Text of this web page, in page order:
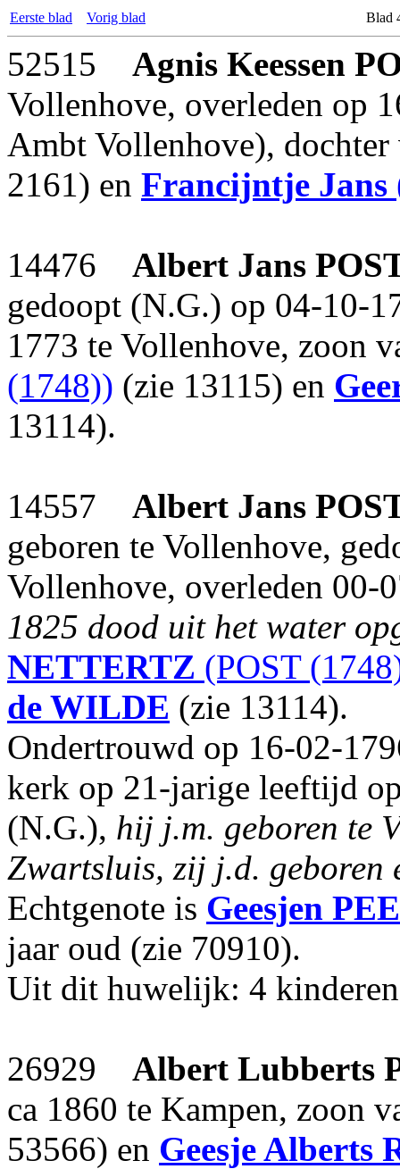
Eerste blad Vorig blad Blad
52515 Agnis Keessen
Vollenhove, overleden op
Ambt Vollenhove),
2161) en Francijntje Jans
14476 Albert Jans
gedoopt (N.G.) op 04-10-
1773 te Vollenhove, zoon
(1748)) (zie 13115) en
13114).
14557 Albert Jans
geboren te Vollenhove,
Vollenhove, overleden
1825 dood uit het water
NETTERTZ (POST
de WILDE (zie 13114).
Ondertrouwd op 16-02-
kerk op 21-jarige leeftijd
(N.G.), hij j.m. geboren te
Zwartsluis, zij j.d. geboren
Echtgenote is Geesjen
jaar oud (zie 70910).
Uit dit huwelijk: 4
26929 Albert Lubberts
ca 1860 te Kampen, zoon
53566) en Geesje Alberts